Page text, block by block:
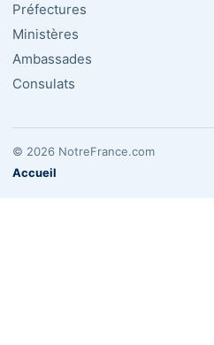
Préfectures
Ministères
Ambassades
Consulats
© 2026 NotreFrance.com
Accueil